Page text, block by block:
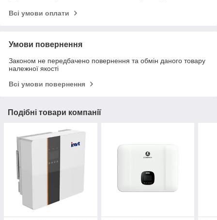
Всі умови оплати
Умови повернення
Законом не передбачено повернення та обмін даного товару
належної якості
Всі умови повернення
Подібні товари компанії